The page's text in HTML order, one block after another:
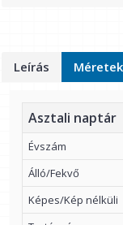
Leírás
Asztali naptár
Évszám
Álló/Fekvő
Képes/Kép nélküli